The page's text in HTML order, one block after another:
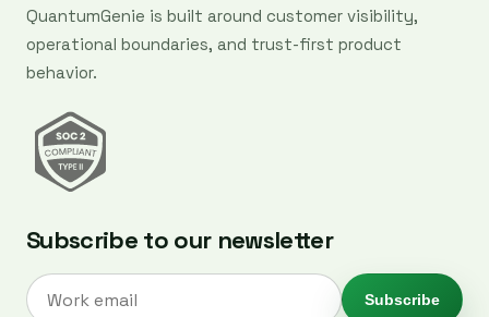
QuantumGenie is built around customer visibility,
operational boundaries, and trust-first product
behavior.
Subscribe to our newsletter
Subscribe